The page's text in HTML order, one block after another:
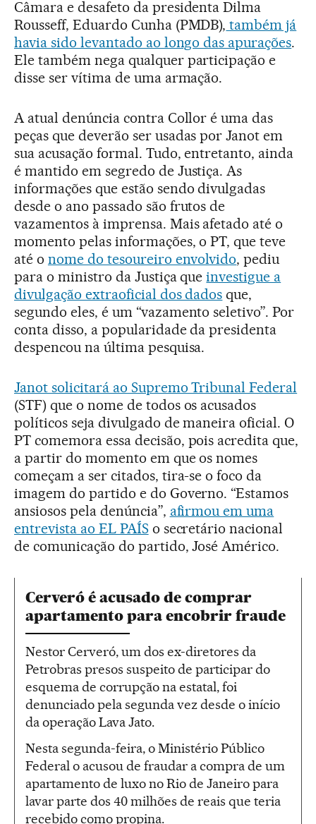
Câmara e desafeto da presidenta Dilma
Rousseff, Eduardo Cunha (PMDB), também já
havia sido levantado ao longo das apurações.
Ele também nega qualquer participação e
disse ser vítima de uma armação.
A atual denúncia contra Collor é uma das
peças que deverão ser usadas por Janot em
sua acusação formal. Tudo, entretanto, ainda
é mantido em segredo de Justiça. As
informações que estão sendo divulgadas
desde o ano passado são frutos de
vazamentos à imprensa. Mais afetado até o
momento pelas informações, o PT, que teve
até o nome do tesoureiro envolvido, pediu
para o ministro da Justiça queinvestigue a
divulgação extraoficial dos dados que,
segundo eles, é um “vazamento seletivo”. Por
conta disso, a popularidade da presidenta
despencou na última pesquisa.
Janot solicitará ao Supremo Tribunal Federal
(STF) que o nome de todos os acusados
políticos seja divulgado de maneira oficial. O
PT comemora essa decisão, pois acredita que,
a partir do momento em que os nomes
começam a ser citados, tira-se o foco da
imagem do partido e do Governo. “Estamos
ansiosos pela denúncia”, afirmou em uma
entrevista ao EL PAÍS o secretário nacional
de comunicação do partido, José Américo.
Cerveró é acusado de comprar
apartamento para encobrir fraude
Nestor Cerveró, um dos ex-diretores da
Petrobras presos suspeito de participar do
esquema de corrupção na estatal, foi
denunciado pela segunda vez desde o início
da operação Lava Jato.
Nesta segunda-feira, o Ministério Público
Federal o acusou de fraudar a compra de um
apartamento de luxo no Rio de Janeiro para
lavar parte dos 40 milhões de reais que teria
recebido como propina.